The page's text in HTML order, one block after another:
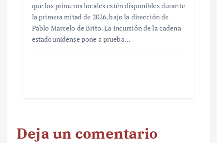
que los primeros locales estén disponibles durante
la primera mitad de 2026, bajo la dirección de
Pablo Marcelo de Brito. La incursión de la cadena
estadounidense pone a prueba…
Deja un comentario